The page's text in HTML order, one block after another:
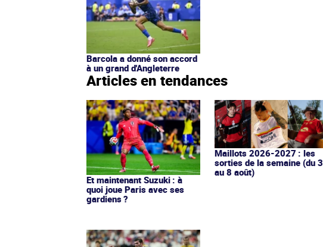
Barcola a donné son accord
à un grand d'Angleterre
Articles en tendances
Et maintenant Suzuki : à
quoi joue Paris avec ses
gardiens ?
Maillots 2026-2027 : les
sorties de la semaine (du 3
au 8 août)